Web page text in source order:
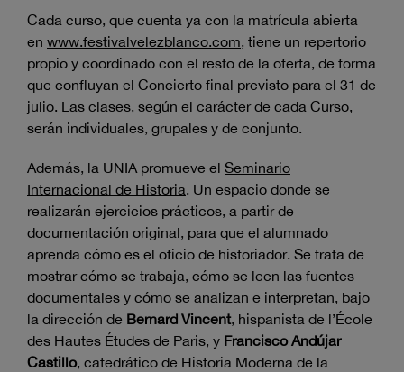
Cada curso, que cuenta ya con la matrícula abierta
en www.festivalvelezblanco.com, tiene un repertorio
propio y coordinado con el resto de la oferta, de forma
que confluyan el Concierto final previsto para el 31 de
julio. Las clases, según el carácter de cada Curso,
serán individuales, grupales y de conjunto.
Además, la UNIA promueve el Seminario
Internacional de Historia. Un espacio donde se
realizarán ejercicios prácticos, a partir de
documentación original, para que el alumnado
aprenda cómo es el oficio de historiador. Se trata de
mostrar cómo se trabaja, cómo se leen las fuentes
documentales y cómo se analizan e interpretan, bajo
la dirección de Bernard Vincent, hispanista de l’École
des Hautes Études de Paris, y Francisco Andújar
Castillo, catedrático de Historia Moderna de la